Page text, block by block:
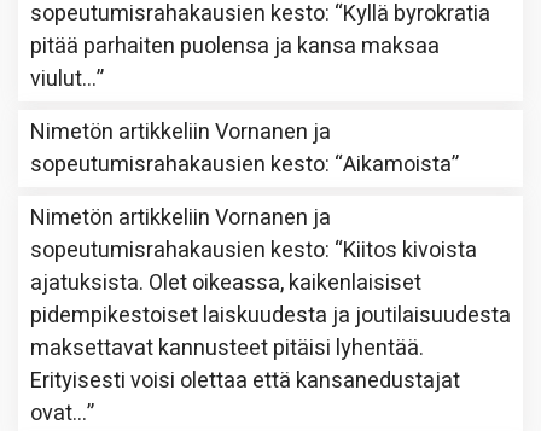
sopeutumisrahakausien kesto: “Kyllä byrokratia
pitää parhaiten puolensa ja kansa maksaa
viulut…”
Nimetön artikkeliinVornanen ja
sopeutumisrahakausien kesto: “Aikamoista”
Nimetön artikkeliinVornanen ja
sopeutumisrahakausien kesto: “Kiitos kivoista
ajatuksista. Olet oikeassa, kaikenlaisiset
pidempikestoiset laiskuudesta ja joutilaisuudesta
maksettavat kannusteet pitäisi lyhentää.
Erityisesti voisi olettaa että kansanedustajat
ovat…”